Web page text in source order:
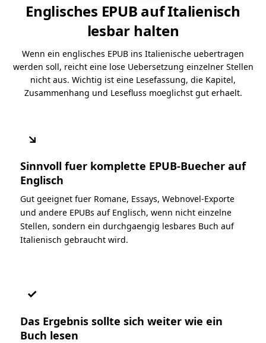
Englisches EPUB auf Italienisch
lesbar halten
Wenn ein englisches EPUB ins Italienische uebertragen
werden soll, reicht eine lose Uebersetzung einzelner Stellen
nicht aus. Wichtig ist eine Lesefassung, die Kapitel,
Zusammenhang und Lesefluss moeglichst gut erhaelt.
↘
Sinnvoll fuer komplette EPUB-Buecher auf
Englisch
Gut geeignet fuer Romane, Essays, Webnovel-Exporte
und andere EPUBs auf Englisch, wenn nicht einzelne
Stellen, sondern ein durchgaengig lesbares Buch auf
Italienisch gebraucht wird.
✓
Das Ergebnis sollte sich weiter wie ein
Buch lesen